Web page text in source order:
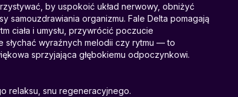
by uspokoić układ nerwowy, obniżyć
samouzdrawiania organizmu. Fale Delta pomagają
ciała i umysłu, przywrócić poczucie
słychać wyraźnych melodii czy rytmu — to
sprzyjająca głębokiemu odpoczynkowi.
relaksu, snu regeneracyjnego.